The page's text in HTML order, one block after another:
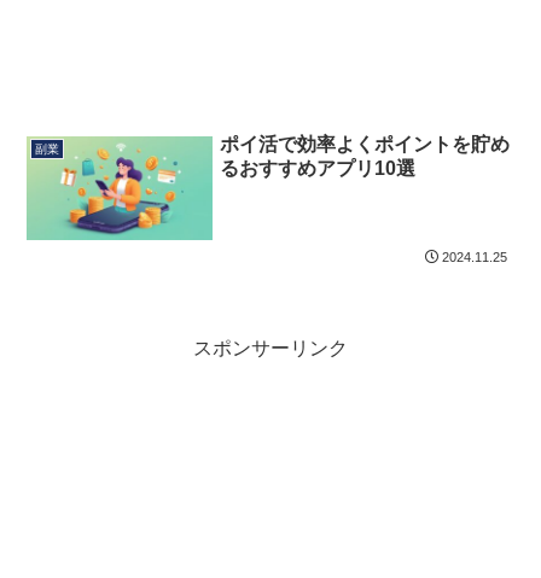
副業
ポイ活で効率よくポイントを貯め
るおすすめアプリ10選
2024.11.25
スポンサーリンク